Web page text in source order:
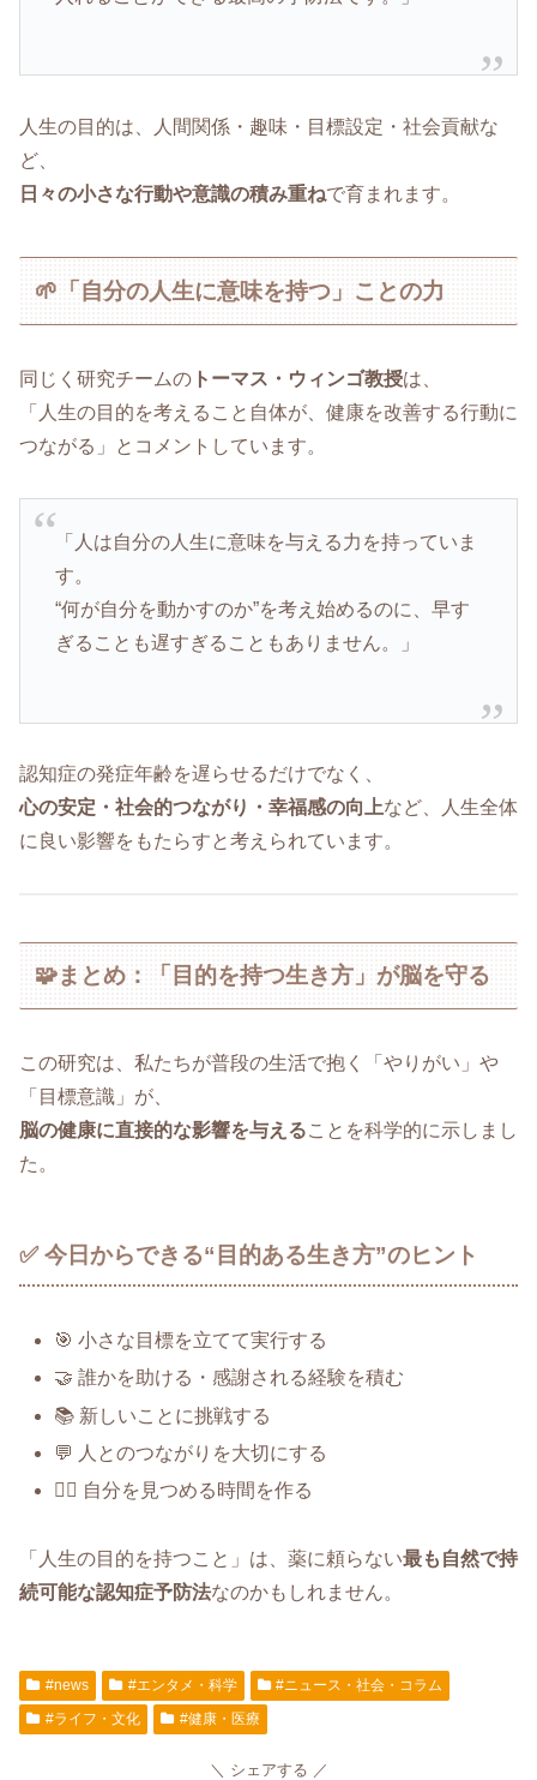
人生の目的は、人間関係・趣味・目標設定・社会貢献な
ど、
日々の小さな行動や意識の積み重ねで育まれます。
🌱「自分の人生に意味を持つ」ことの力
同じく研究チームの トーマス・ウィンゴ教授は、
「人生の目的を考えること自体が、健康を改善する行動に
つながる」とコメントしています。
「人は自分の人生に意味を与える力を持っていま
す。
“何が自分を動かすのか”を考え始めるのに、早す
ぎることも遅すぎることもありません。」
認知症の発症年齢を遅らせるだけでなく、
心の安定・社会的つながり・幸福感の向上など、人生全体
に良い影響をもたらすと考えられています。
🧩まとめ：「目的を持つ生き方」が脳を守る
この研究は、私たちが普段の生活で抱く「やりがい」や
「目標意識」が、
脳の健康に直接的な影響を与えることを科学的に示しまし
た。
✅ 今日からできる“目的ある生き方”のヒント
🎯 小さな目標を立てて実行する
🤝 誰かを助ける・感謝される経験を積む
📚 新しいことに挑戦する
💬 人とのつながりを大切にする
🧘‍♀️ 自分を見つめる時間を作る
「人生の目的を持つこと」は、薬に頼らない最も自然で持
続可能な認知症予防法なのかもしれません。
#news #エンタメ・科学
#ニュース・社会・コラム
#ライフ・文化
#健康・医療
シェアする